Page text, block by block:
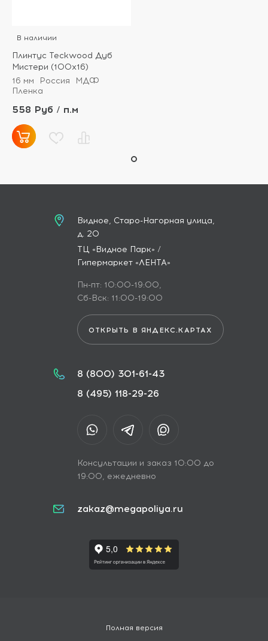
В наличии
Плинтус Teckwood Дуб
Мистери (100х16)
16 мм
Россия
МДФ
Пленка
558 Руб / п.м
Видное, Старо-Нагорная улица,
д. 20
ТЦ «Видное Парк» /
Гипермаркет «ЛЕНТА»
Пн-пт: 10:00-19:00,
Сб-Вск: 11:00-19:00
ОТКРЫТЬ В ЯНДЕКС.КАРТАХ
8 (800) 301-61-43
8 (495) 118-29-26
Консультации и заказ 10:00 до
19:00, ежедневно
zakaz@megapoliya.ru
Полная версия